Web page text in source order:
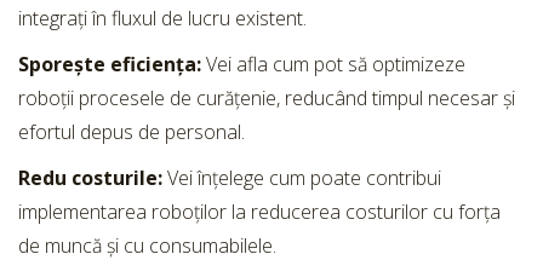
integrați în fluxul de lucru existent.
Sporește eficiența:Vei afla cum pot să optimizeze
roboții procesele de curățenie, reducând timpul necesar și
efortul depus de personal.
Redu costurile:Vei înțelege cum poate contribui
implementarea roboților la reducerea costurilor cu forța
de muncă și cu consumabilele.